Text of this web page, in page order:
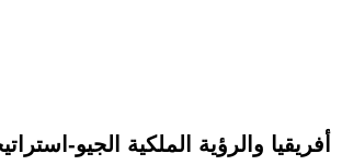
أفريقيا والرؤية الملكية الجيو-